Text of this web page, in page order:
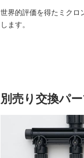
世界的評価を得たミクロ
します。
別売り交換パ